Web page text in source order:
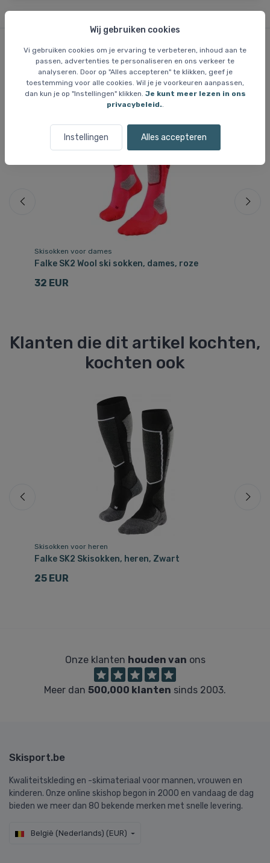
Wij gebruiken cookies
Vi gebruiken cookies om je ervaring te verbeteren, inhoud aan te
passen, advertenties te personaliseren en ons verkeer te
analyseren. Door op "Alles accepteren" te klikken, geef je
toestemming voor alle cookies. Wil je je voorkeuren aanpassen,
dan kun je op "Instellingen" klikken. Je kunt meer lezen in ons
privacybeleid..
Instellingen Alles accepteren
Vergelijkbare items
Skisokken voor dames
Falke SK2 Wool ski sokken, dames, roze
32 EUR
Klanten die dit artikel kochten,
kochten ook
Skisokken voor heren
Falke SK2 Skisokken, heren, Zwart
25 EUR
Onze klanten houden van ons
Meer dan 500,000 klanten sinds 2003.
Skisport.be
Kwaliteitskleding en -skimateriaal voor mannen, vrouwen en
kinderen. Onze online skishop begon in 2000 en vandaag de dag
bieden we meer dan 80 bekende merken met snelle levering.
België (Nederlands) (EUR)